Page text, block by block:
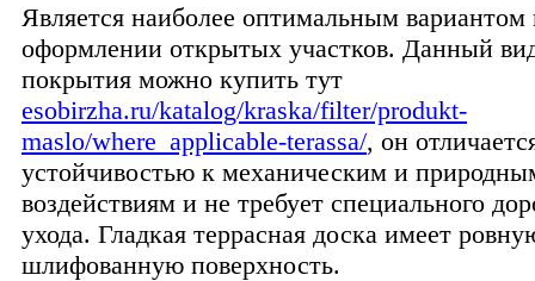
Является наиболее оптимальным вариантом
оформлении открытых участков. Данный
покрытия можно купить тут
esobirzha.ru/katalog/kraska/filter/produkt-
maslo/where_applicable-terassa/, он
устойчивостью к механическим и
воздействиям и не требует специального
ухода. Гладкая террасная доска имеет
шлифованную поверхность.